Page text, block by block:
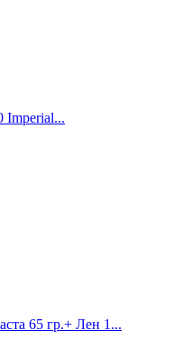
Imperial...
65 гр.+ Лен 1...